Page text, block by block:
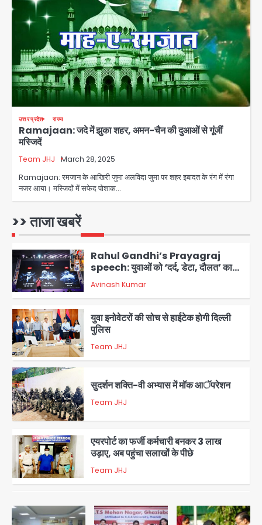
उत्तर प्रदेश राज्य
Ramajaan: जदे में झुका शहर, अमन-चैन की दुआओं से गूंजीं
मस्जिदें
Team JHJ March 28, 2025
Ramajaan: रमजान के आखिरी जुमा अलविदा जुमा पर शहर इबादत के रंग में रंगा
नजर आया। मस्जिदों में सफेद पोशाक…
>> ताजा खबरें
युवा इनोवेटरों की सोच से हाईटेक होगी दिल्ली
पुलिस
Team JHJ
4
सुदर्शन शक्ति-वी अभ्यास में मॉक आॅपरेशन
Team JHJ
एयरपोर्ट का फर्जी कर्मचारी बनकर 3 लाख
Team JHJ
1
Noida Sector-49: सेक्टर-49 में 18
साल की मेड ने की खुदकुशी, शरीर पर नहीं मिली
2
Rahul Gandhi’s Prayagraj
speech: युवाओं को ‘दर्द, डेटा, दौलत’ का
संदेश, बीजेपी का वार
Avinash Kumar
3
युवा इनोवेटरों की सोच से हाईटेक होगी दिल्ली
पुलिस
Team JHJ
4
सुदर्शन शक्ति-वी अभ्यास में मॉक आॅपरेशन
Team JHJ
5
एयरपोर्ट का फर्जी कर्मचारी बनकर 3 लाख
उड़ाए, अब पहुंचा सलाखों के पीछे
Team JHJ
Noida Sector-49: सेक्टर-49 में 18
साल की मेड ने की खुदकुशी, शरीर पर नहीं मिली